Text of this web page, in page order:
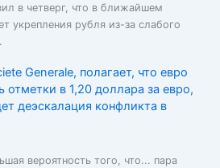
в четверг, что в ближайшем
укрепления рубля из-за слабого
Generale, полагает, что евро
отметки в 1,20 доллара за евро,
деэскалация конфликта в
вероятность того, что... пара